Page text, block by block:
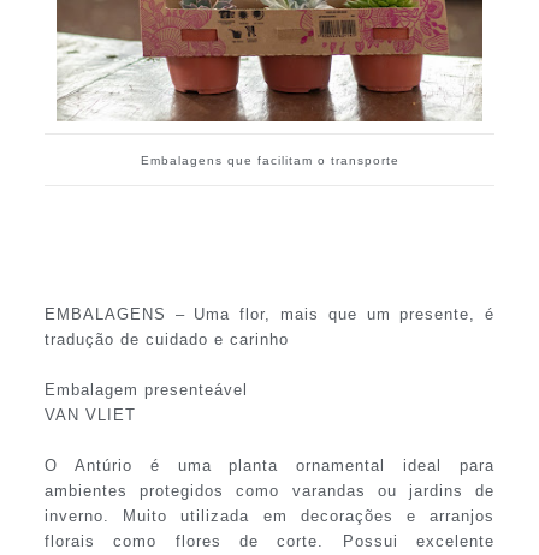
Embalagens que facilitam o transporte
EMBALAGENS – Uma flor, mais que um presente, é
tradução de cuidado e carinho
Embalagem presenteável
VAN VLIET
O Antúrio é uma planta ornamental ideal para
ambientes protegidos como varandas ou jardins de
inverno. Muito utilizada em decorações e arranjos
florais como flores de corte. Possui excelente